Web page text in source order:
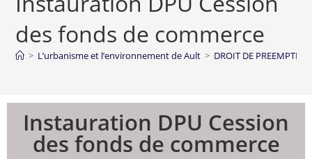
des fonds de commerce
> L’urbanisme et l’environnement de Ault > DROIT DE
Instauration DPU Cession
des fonds de commerce